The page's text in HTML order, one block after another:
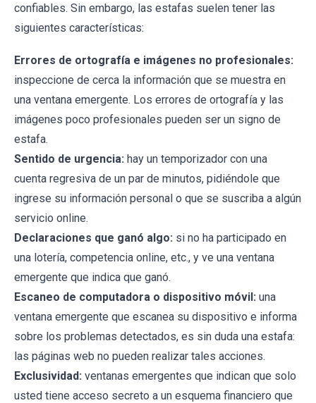
confiables. Sin embargo, las estafas suelen tener las
siguientes características:
Errores de ortografía e imágenes no profesionales:
inspeccione de cerca la información que se muestra en
una ventana emergente. Los errores de ortografía y las
imágenes poco profesionales pueden ser un signo de
estafa.
Sentido de urgencia: hay un temporizador con una
cuenta regresiva de un par de minutos, pidiéndole que
ingrese su información personal o que se suscriba a algún
servicio online.
Declaraciones que ganó algo: si no ha participado en
una lotería, competencia online, etc., y ve una ventana
emergente que indica que ganó.
Escaneo de computadora o dispositivo móvil: una
ventana emergente que escanea su dispositivo e informa
sobre los problemas detectados, es sin duda una estafa:
las páginas web no pueden realizar tales acciones.
Exclusividad: ventanas emergentes que indican que solo
usted tiene acceso secreto a un esquema financiero que